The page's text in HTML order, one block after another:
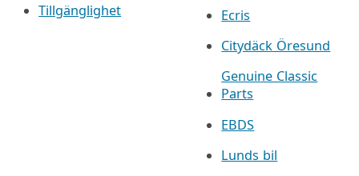
Tillgänglighet
Ecris
Citydäck Öresund
Genuine Classic
Parts
EBDS
Lunds bil